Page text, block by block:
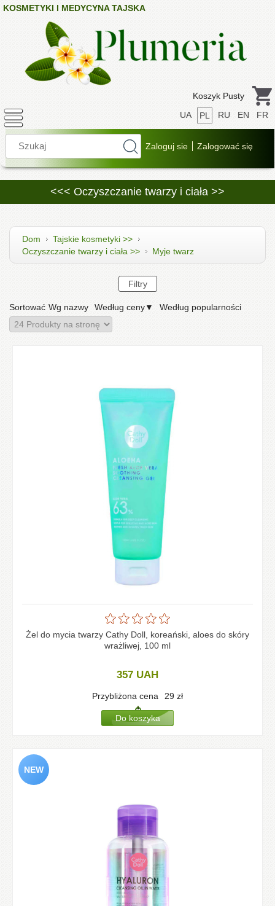
KOSMETYKI I MEDYCYNA TAJSKA
Koszyk Pusty
UA
PL RU EN FR
<<< Oczyszczanie twarzy i ciała >>
Dom
Tajskie kosmetyki >>
Oczyszczanie twarzy i ciała >>
Myje twarz
Sortować Wg nazwy Według ceny▼ Według popularności
Żel do mycia twarzy Cathy Doll, koreański, aloes do skóry
wrażliwej, 100 ml
357 UAH
Przybliżona cena 29 zł